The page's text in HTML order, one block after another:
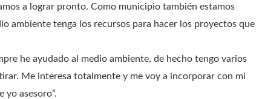
a lograr pronto. Como municipio también estamos
ambiente tenga los recursos para hacer los proyectos que
he ayudado al medio ambiente, de hecho tengo varios
Me interesa totalmente y me voy a incorporar con mi
asesoro”.